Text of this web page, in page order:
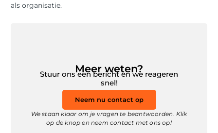
als organisatie.
Meer weten?
Stuur ons een bericht en we reageren
snel!
Neem nu contact op
We staan klaar om je vragen te beantwoorden. Klik
op de knop en neem contact met ons op!